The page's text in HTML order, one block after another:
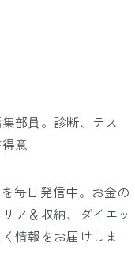
部員。診断、テス
意
毎日発信中。お金の
ア＆収納、ダイエッ
情報をお届けしま